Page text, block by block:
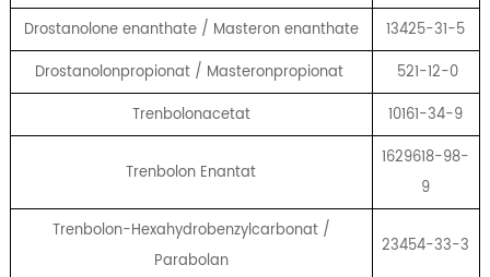
Drostanolone enanthate / Masteron enanthate
13425-31-5
Drostanolonpropionat / Masteronpropionat
521-12-0
Trenbolonacetat
10161-34-9
Trenbolon Enantat
1629618-98-
9
Trenbolon-Hexahydrobenzylcarbonat /
Parabolan
23454-33-3